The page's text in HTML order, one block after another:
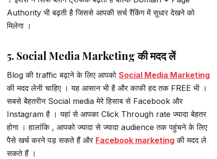
Authority भी बढ़ती है जिससे आपकी सर्च रैंकिंग में सुधार देखने को
मिलेगा ।
5. Social Media Marketing की मदद लें
Blog की traffic बढ़ाने के लिए आपको Social Media Marketing
की मदद लेनी चाहिए । यह आसान भी है और काफी हद तक FREE भी ।
सबसे बेेेहतरीन Social media मेरे हिसाब से Facebook और
Instagram है । यहां से आपका Click Through rate ज्यादा बेहतर
होगा । हालांकि , आपको ज्यादा से ज्यादा audience तक पहुंचने के लिए
पैसे खर्च करने पड़ सकते हैं और Facebook marketing की मदद ले
सकते हैं ।